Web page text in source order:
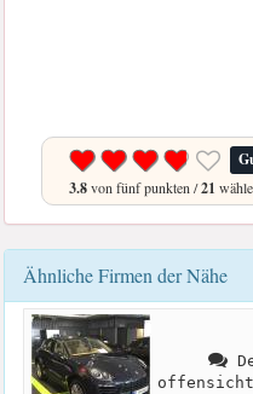
3.8von fünf punkten /21
Ähnliche Firmen der Nähe